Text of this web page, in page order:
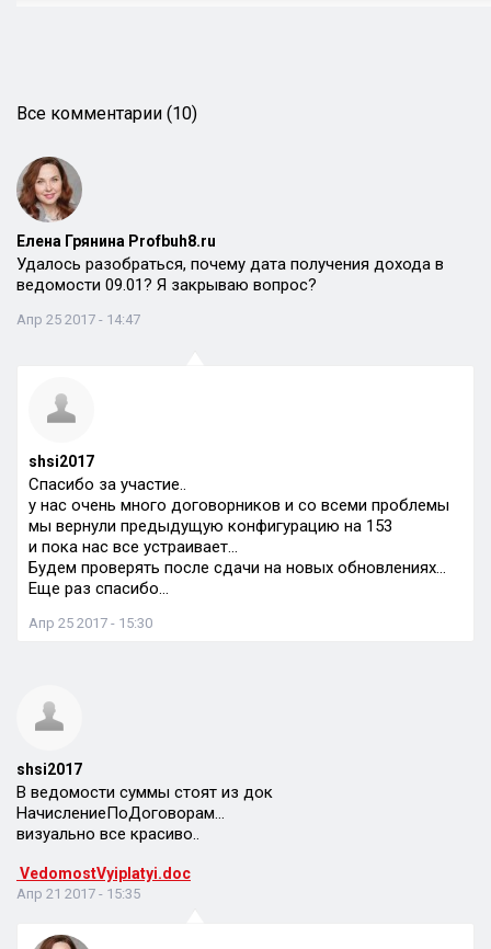
Все комментарии (10)
Елена Грянина Profbuh8.ru
Удалось разобраться, почему дата получения дохода в
ведомости 09.01? Я закрываю вопрос?
Апр 25 2017 - 14:47
shsi2017
Спасибо за участие..
у нас очень много договорников и со всеми проблемы
мы вернули предыдущую конфигурацию на 153
и пока нас все устраивает…
Будем проверять после сдачи на новых обновлениях…
Еще раз спасибо…
Апр 25 2017 - 15:30
shsi2017
В ведомости суммы стоят из док
НачислениеПоДоговорам…
визуально все красиво..
VedomostVyiplatyi.doc
Апр 21 2017 - 15:35